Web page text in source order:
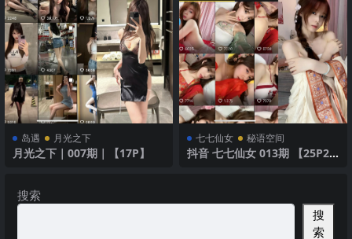
岛遇 月光之下
月光之下｜007期｜【17P】
七七仙女 秘语空间
抖音 七七仙女 013期 【25P2
搜索
搜
索